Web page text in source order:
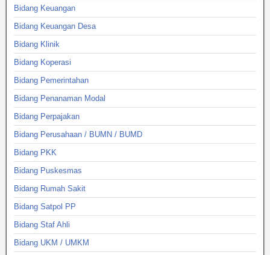
Bidang Keuangan
Bidang Keuangan Desa
Bidang Klinik
Bidang Koperasi
Bidang Pemerintahan
Bidang Penanaman Modal
Bidang Perpajakan
Bidang Perusahaan / BUMN / BUMD
Bidang PKK
Bidang Puskesmas
Bidang Rumah Sakit
Bidang Satpol PP
Bidang Staf Ahli
Bidang UKM / UMKM